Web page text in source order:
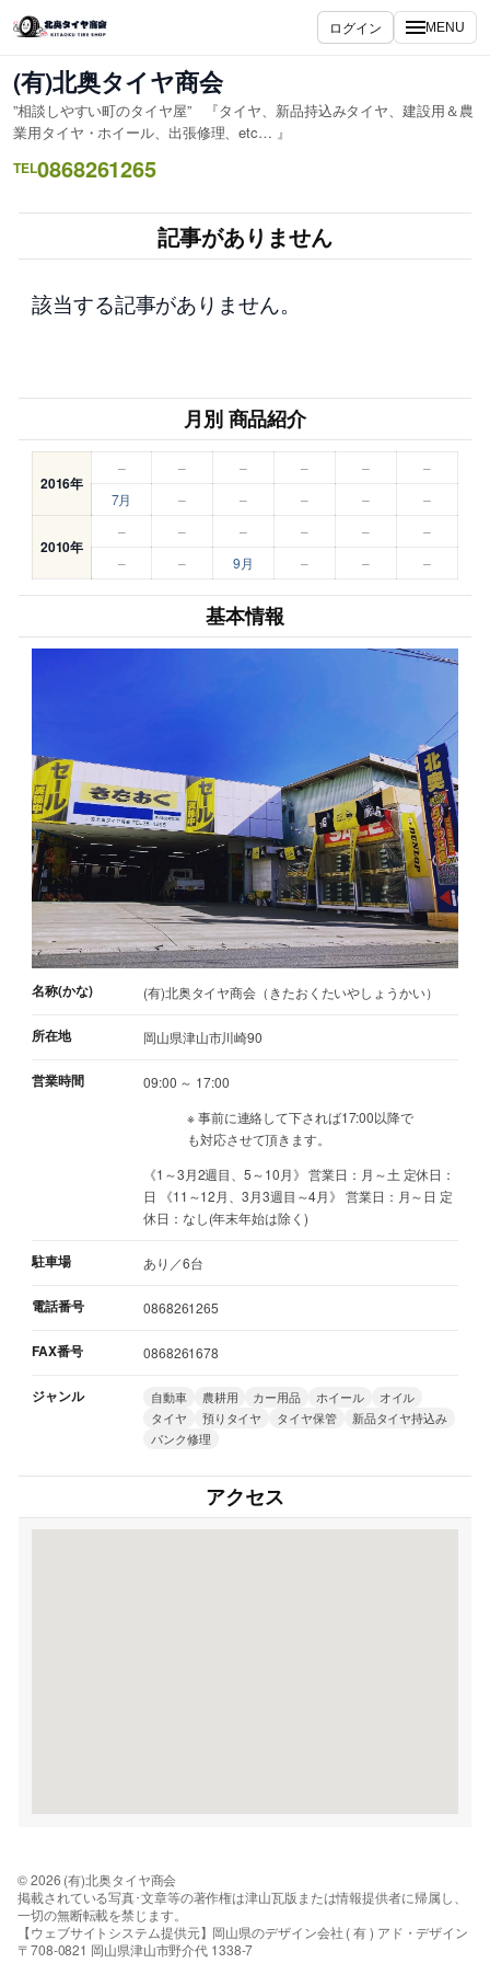
容
を
ス
キ
ッ
プ
ログイン MENU
(有)北奥タイヤ商会
”相談しやすい町のタイヤ屋” 『タイヤ、新品持込みタイヤ、建設用＆農
業用タイヤ・ホイール、出張修理、etc… 』
TEL0868261265
記事がありません
該当する記事がありません。
月別 商品紹介
2016年
– – – – –
–
7月
– – – – –
2010年
– – – – –
–
–
– 9月 – – –
基本情報
名称(かな) (有)北奥タイヤ商会（きたおくたいやしょうかい）
所在地 岡山県津山市川崎90
営業時間
09:00 ～ 17:00
※ 事前に連絡して下されば17:00以降で
も対応させて頂きます。
《1～3月2週目、5～10月》 営業日：月～土 定休日：
日 《11～12月、3月3週目～4月》 営業日：月～日 定
休日：なし(年末年始は除く)
駐車場 あり／6台
電話番号 0868261265
FAX番号 0868261678
ジャンル 自動車 農耕用 カー用品 ホイール
オイル
タイヤ
預りタイヤ タイヤ保管
新品タイヤ持込み
パンク修理
アクセス
© 2026 (有)北奥タイヤ商会
掲載されている写真･文章等の著作権は津山瓦版または情報提供者に帰属し、
一切の無断転載を禁じます。
【ウェブサイトシステム提供元】岡山県のデザイン会社 ( 有 ) アド・デザイン
〒708-0821 岡山県津山市野介代 1338-7